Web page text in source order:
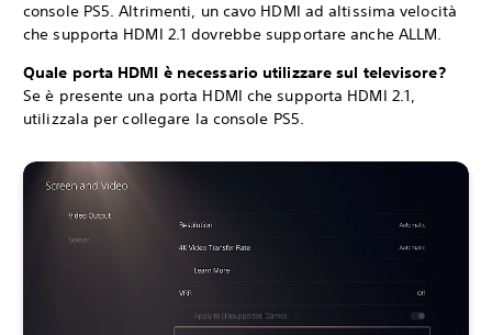
console PS5. Altrimenti, un cavo HDMI ad altissima velocità
che supporta HDMI 2.1 dovrebbe supportare anche ALLM.
Quale porta HDMI è necessario utilizzare sul televisore?
Se è presente una porta HDMI che supporta HDMI 2.1,
utilizzala per collegare la console PS5.